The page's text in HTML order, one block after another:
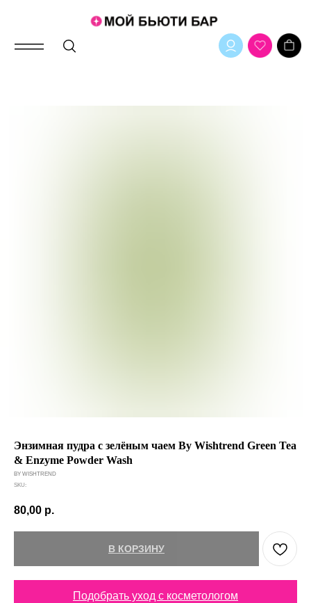
Энзимная пудра с зелёным чаем By Wishtrend Green Tea
& Enzyme Powder Wash
BY WISHTREND
SKU:
80,00 р.
В КОРЗИНУ
Подобрать уход с косметологом